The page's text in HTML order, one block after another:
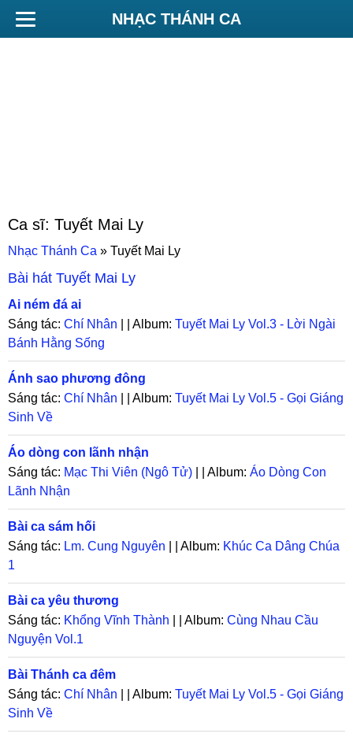
NHẠC THÁNH CA
Ca sĩ: Tuyết Mai Ly
Nhạc Thánh Ca » Tuyết Mai Ly
Bài hát Tuyết Mai Ly
Ai ném đá ai
Sáng tác: Chí Nhân | | Album: Tuyết Mai Ly Vol.3 - Lời Ngài
Bánh Hằng Sống
Ánh sao phương đông
Sáng tác: Chí Nhân | | Album: Tuyết Mai Ly Vol.5 - Gọi Giáng
Sinh Về
Áo dòng con lãnh nhận
Sáng tác: Mạc Thi Viên (Ngô Tử) | | Album: Áo Dòng Con
Lãnh Nhận
Bài ca sám hối
Sáng tác: Lm. Cung Nguyên | | Album: Khúc Ca Dâng Chúa
1
Bài ca yêu thương
Sáng tác: Khổng Vĩnh Thành | | Album: Cùng Nhau Cầu
Nguyện Vol.1
Bài Thánh ca đêm
Sáng tác: Chí Nhân | | Album: Tuyết Mai Ly Vol.5 - Gọi Giáng
Sinh Về